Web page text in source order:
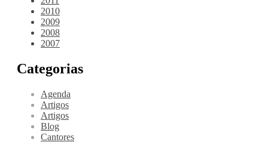
2010
2009
2008
2007
Categorias
Agenda
Artigos
Artigos
Blog
Cantores